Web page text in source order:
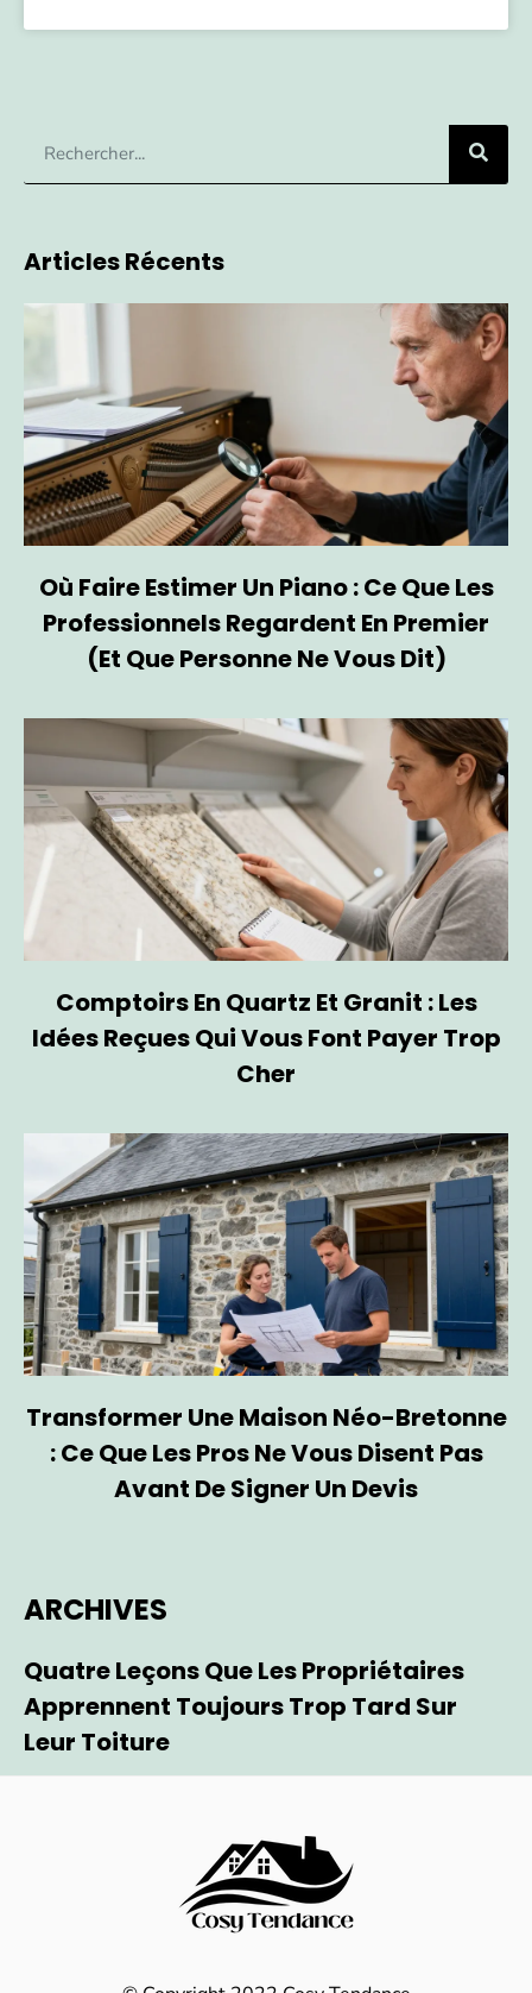
Articles Récents
Où Faire Estimer Un Piano : Ce Que Les
Professionnels Regardent En Premier
(et Que Personne Ne Vous Dit)
Comptoirs En Quartz Et Granit : Les
Idées Reçues Qui Vous Font Payer Trop
Cher
Transformer Une Maison Néo-Bretonne
: Ce Que Les Pros Ne Vous Disent Pas
Avant De Signer Un Devis
ARCHIVES
Quatre Leçons Que Les Propriétaires
Apprennent Toujours Trop Tard Sur
Leur Toiture